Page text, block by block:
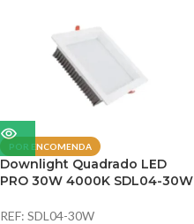
POR ENCOMENDA
Downlight Quadrado LED
PRO 30W 4000K SDL04-30W
REF: SDL04-30W